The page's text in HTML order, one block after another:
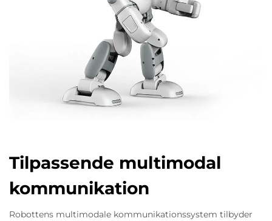
Tilpassende multimodal
kommunikation
Robottens multimodale kommunikationssystem tilbyder